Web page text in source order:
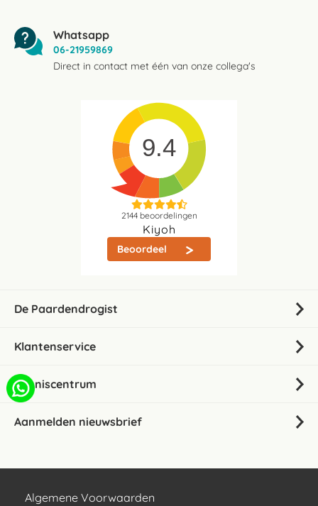
Whatsapp
06-21959869
Direct in contact met één van onze collega's
9.4
2144beoordelingen
Kiyoh
Beoordeel
De Paardendrogist
Klantenservice
Kenniscentrum
Aanmelden nieuwsbrief
Algemene Voorwaarden